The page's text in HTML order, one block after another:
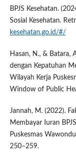
BPJS Kesehatan.
Sosial Kesehatan.
kesehatan.go.id/#/
Hasan, N., & Batara,
dengan Kepatuhan
Wilayah Kerja
Window of Public
Jannah, M. (2022).
Membayar Iuran
Puskesmas
250–259.